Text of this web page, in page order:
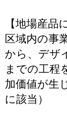
【地場産品
区域内の事
から、デザ
までの工程
加価値が生
に該当）